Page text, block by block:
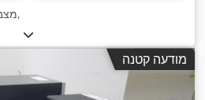
,
מודעה קטנה